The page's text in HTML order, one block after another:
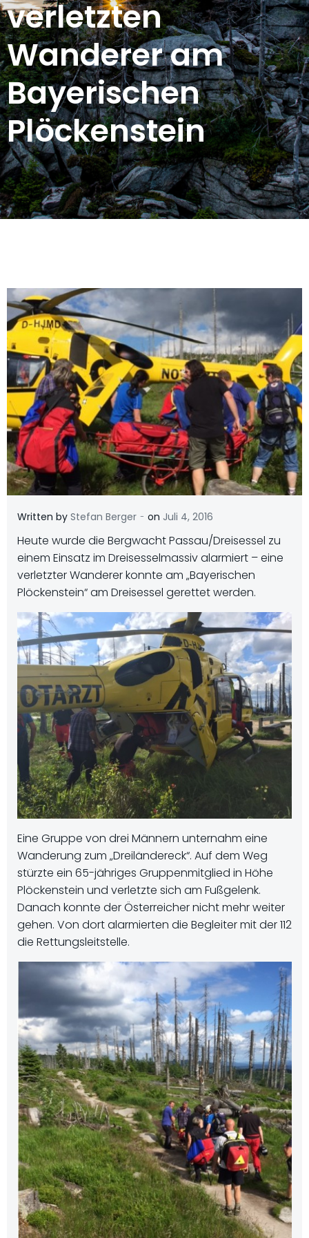
verletzten
Wanderer am
Bayerischen
Plöckenstein
Written by Stefan Berger - on Juli 4, 2016
Heute wurde die Bergwacht Passau/Dreisessel zu
einem Einsatz im Dreisesselmassiv alarmiert – eine
verletzter Wanderer konnte am „Bayerischen
Plöckenstein“ am Dreisessel gerettet werden.
Eine Gruppe von drei Männern unternahm eine
Wanderung zum „Dreiländereck“. Auf dem Weg
stürzte ein 65-jähriges Gruppenmitglied in Höhe
Plöckenstein und verletzte sich am Fußgelenk.
Danach konnte der Österreicher nicht mehr weiter
gehen. Von dort alarmierten die Begleiter mit der 112
die Rettungsleitstelle.